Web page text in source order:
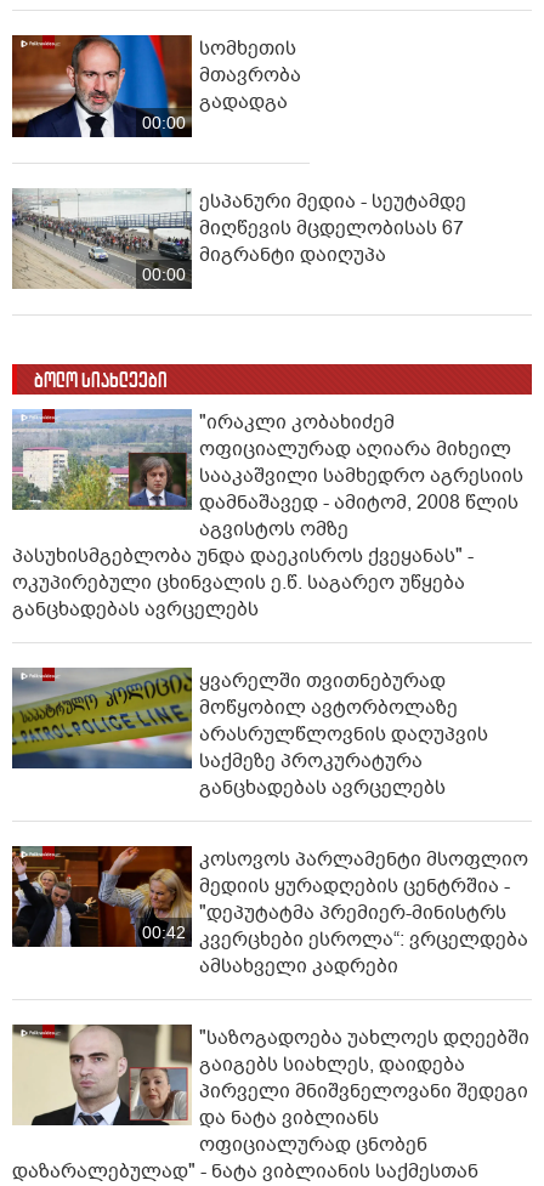
00:00
სომხეთის
მთავრობა
გადადგა
00:00
ესპანური მედია - სეუტამდე
მიღწევის მცდელობისას 67
მიგრანტი დაიღუპა
ბოლო სიახლეები
"ირაკლი კობახიძემ
ოფიციალურად აღიარა მიხეილ
სააკაშვილი სამხედრო აგრესიის
დამნაშავედ - ამიტომ, 2008 წლის
აგვისტოს ომზე
პასუხისმგებლობა უნდა დაეკისროს ქვეყანას" -
ოკუპირებული ცხინვალის ე.წ. საგარეო უწყება
განცხადებას ავრცელებს
ყვარელში თვითნებურად
მოწყობილ ავტორბოლაზე
არასრულწლოვნის დაღუპვის
საქმეზე პროკურატურა
განცხადებას ავრცელებს
00:42
კოსოვოს პარლამენტი მსოფლიო
მედიის ყურადღების ცენტრშია -
"დეპუტატმა პრემიერ-მინისტრს
კვერცხები ესროლა“: ვრცელდება
ამსახველი კადრები
"საზოგადოება უახლოეს დღეებში
გაიგებს სიახლეს, დაიდება
პირველი მნიშვნელოვანი შედეგი
და ნატა ვიბლიანს
ოფიციალურად ცნობენ
დაზარალებულად" - ნატა ვიბლიანის საქმესთან